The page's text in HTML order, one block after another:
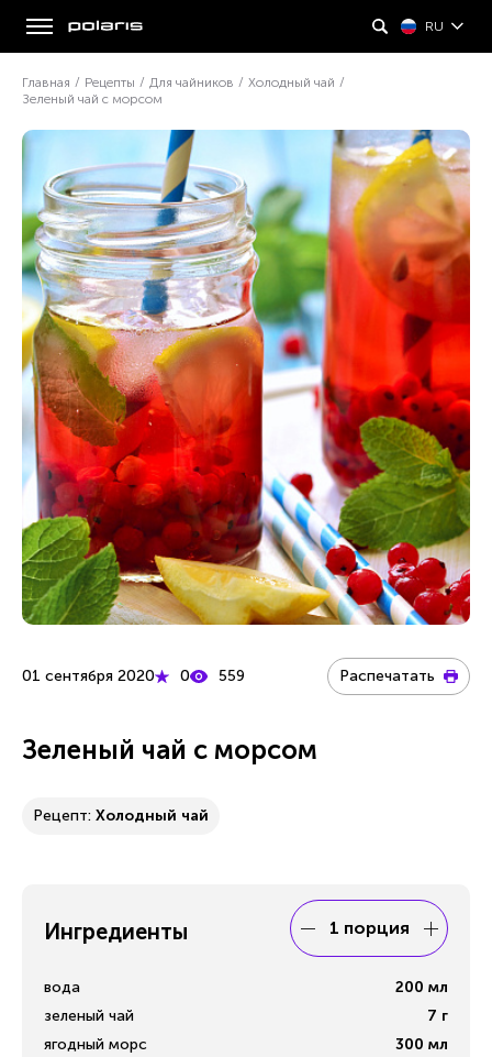
RU
Главная / Рецепты / Для чайников / Холодный чай /
Зеленый чай с морсом
01 сентября 2020 0 559 Распечатать
Зеленый чай с морсом
Рецепт: Холодный чай
Ингредиенты 1 порция
вода 200 мл
зеленый чай
7 г
ягодный морс
300 мл